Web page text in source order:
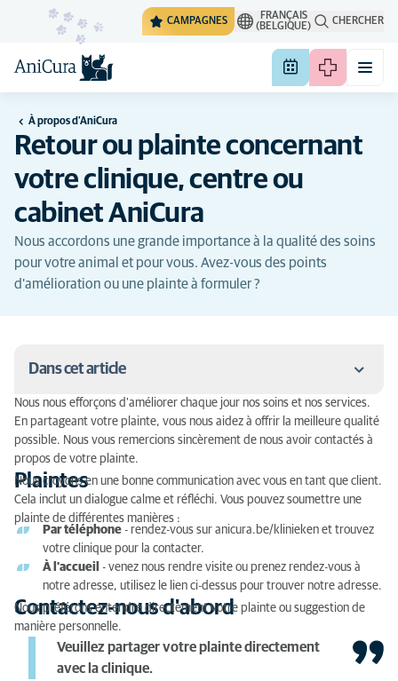
CAMPAGNES
FRANÇAIS
(BELGIQUE)
CHERCHER
À propos d’AniCura
Retour ou plainte concernant
votre clinique, centre ou
cabinet AniCura
Nous accordons une grande importance à la qualité des soins
pour votre animal et pour vous. Avez-vous des points
d'amélioration ou une plainte à formuler ?
Dans cet article
Plaintes
Contactez-nous d'abord
Nous nous efforçons d'améliorer chaque jour nos soins et nos services.
En partageant votre plainte, vous nous aidez à offrir la meilleure qualité
possible. Nous vous remercions sincèrement de nous avoir contactés à
propos de votre plainte.
Plaintes
Nous croyons en une bonne communication avec vous en tant que client.
Cela inclut un dialogue calme et réfléchi. Vous pouvez soumettre une
plainte de différentes manières :
Par téléphone - rendez-vous sur anicura.be/klinieken et trouvez
votre clinique pour la contacter.
À l'accueil
- venez nous rendre visite ou prenez rendez-vous à
notre adresse, utilisez le lien ci-dessus pour trouver notre adresse.
Contactez-nous d'abord
Nous préférons entendre directement votre plainte ou suggestion de
manière personnelle.
Veuillez partager votre plainte directement
avec la clinique.